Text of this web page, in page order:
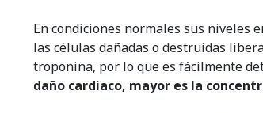
En condiciones normales sus niveles
las células dañadas o destruidas
troponina, por lo que es fácilmente
daño cardiaco, mayor es la